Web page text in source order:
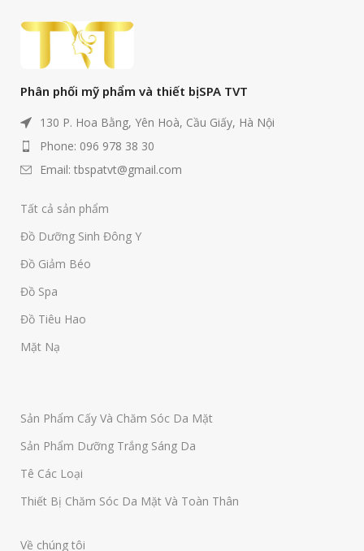
Phân phối mỹ phẩm và thiết bị SPA TVT
130 P. Hoa Bằng, Yên Hoà, Cầu Giấy, Hà Nội
Phone: 096 978 38 30
Email: tbspatvt@gmail.com
Tất cả sản phẩm
Đồ Dưỡng Sinh Đông Y
Đồ Giảm Béo
Đồ Spa
Đồ Tiêu Hao
Mặt Nạ
Sản Phẩm Cấy Và Chăm Sóc Da Mặt
Sản Phẩm Dưỡng Trắng Sáng Da
Tê Các Loại
Thiết Bị Chăm Sóc Da Mặt Và Toàn Thân
Về chúng tôi